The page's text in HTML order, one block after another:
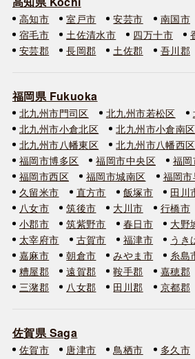
高知市 室戸市 安芸市 南国市
宿毛市
土佐清水市 四万十市
安芸郡
長岡郡 土佐郡 吾川郡
福岡県 Fukuoka
北九州市門司区 北九州市若松区
北九州市小倉北区
北九州市小倉南区
北九州市八幡東区
北九州市八幡西区
福岡市博多区
福岡市中央区
福
福岡市西区
福岡市城南区 福岡
久留米市
直方市 飯塚市 田川
八女市
筑後市 大川市 行橋市
小郡市
筑紫野市 春日市 大野
太宰府市
古賀市 福津市 うき
嘉麻市
朝倉市 みやま市 糸島
糟屋郡
遠賀郡 鞍手郡 嘉穂郡
三潴郡
八女郡 田川郡 京都郡
佐賀県 Saga
佐賀市 唐津市 鳥栖市 多久市